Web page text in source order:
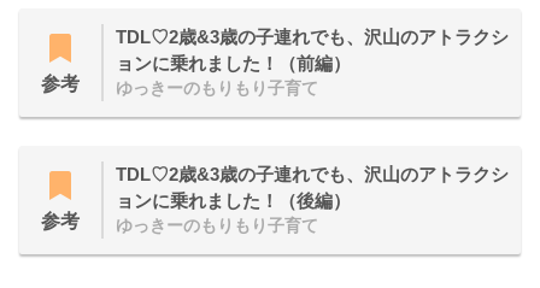
参考
TDL♡2歳&3歳の子連れでも、沢山のアトラクシ
ョンに乗れました！（前編）
ゆっきーのもりもり子育て
参考
TDL♡2歳&3歳の子連れでも、沢山のアトラクシ
ョンに乗れました！（後編）
ゆっきーのもりもり子育て